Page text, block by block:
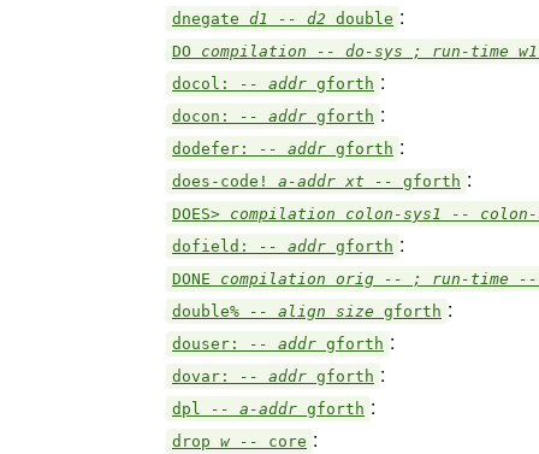
dnegate d1 -- d2 double :
DO compilation -- do-sys ; run-time
docol:
-- addr gforth :
docon: -- addr gforth :
dodefer: -- addr gforth :
does-code! a-addr xt -- gforth :
DOES> compilation colon-sys1 --
dofield:
-- addr gforth :
DONE compilation orig -- ; run-time
double%
-- align size gforth :
douser: -- addr gforth :
dovar: -- addr gforth :
dpl -- a-addr gforth :
drop w -- core :